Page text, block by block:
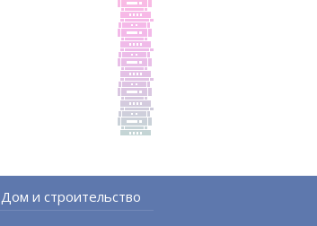
Дом и строительство